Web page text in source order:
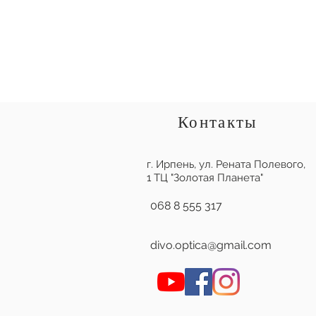
Контакты
г. Ирпень, ул. Рената Полевого,
1 ТЦ "Золотая Планета"
068 8 555 317
divo.optica@gmail.com